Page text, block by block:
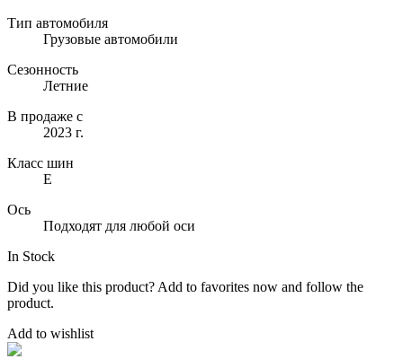
Тип автомобиля
Грузовые автомобили
Сезонность
Летние
В продаже с
2023 г.
Класс шин
E
Ось
Подходят для любой оси
In Stock
Did you like this product? Add to favorites now and follow the
product.
Add to wishlist